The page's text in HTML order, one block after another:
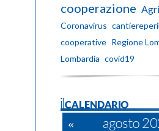
cooperazione
Coronavirus
cooperative Regione
Lombardia covid19
ilCALENDARIO
« agosto